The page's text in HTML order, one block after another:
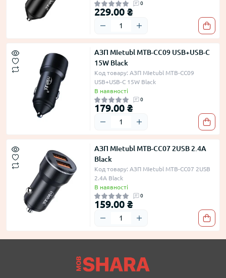
0
229.00 ₴
АЗП MIetubl MTB-CC09 USB+USB-C
15W Black
Код товару: АЗП MIetubl MTB-CC09
USB+USB-C 15W Black
В наявності
0
179.00 ₴
АЗП MIetubl MTB-CC07 2USB 2.4A
Black
Код товару: АЗП MIetubl MTB-CC07 2USB
2.4A Black
В наявності
0
159.00 ₴